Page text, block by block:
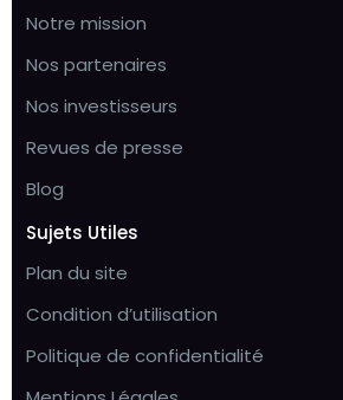
Notre mission
Nos partenaires
Nos investisseurs
Revues de presse
Blog
Sujets Utiles
Plan du site
Condition d’utilisation
Politique de confidentialité